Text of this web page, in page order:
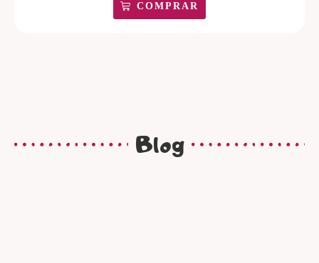
COMPRAR
Blog